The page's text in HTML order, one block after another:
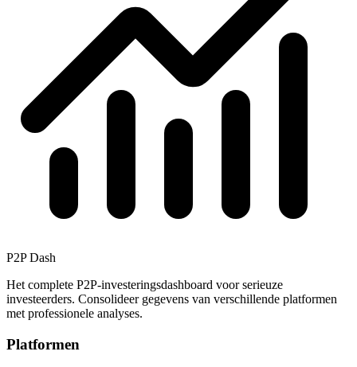
P2P Dash
Het complete P2P-investeringsdashboard voor serieuze
investeerders. Consolideer gegevens van verschillende platformen
met professionele analyses.
Platformen